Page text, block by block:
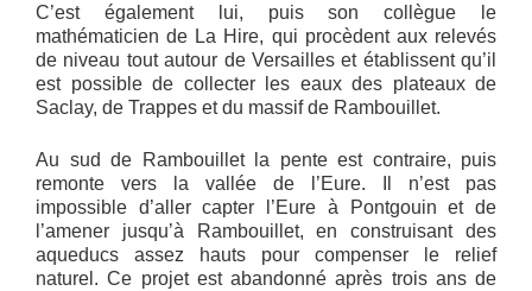
C’est également lui, puis son collègue le
mathématicien de La Hire, qui procèdent aux relevés
de niveau tout autour de Versailles et établissent qu’il
est possible de collecter les eaux des plateaux de
Saclay, de Trappes et du massif de Rambouillet.
Au sud de Rambouillet la pente est contraire, puis
remonte vers la vallée de l’Eure. Il n’est pas
impossible d’aller capter l’Eure à Pontgouin et de
l’amener jusqu’à Rambouillet, en construisant des
aqueducs assez hauts pour compenser le relief
naturel. Ce projet est abandonné après trois ans de